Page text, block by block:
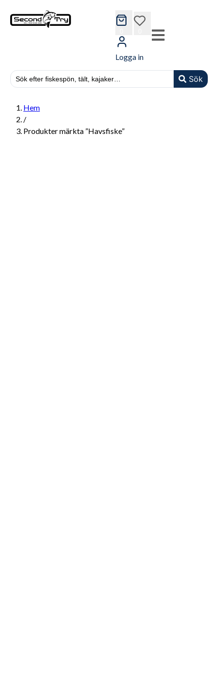
Sök
wishlist
Logga in
Hem
/
Produkter märkta ”Havsfiske”